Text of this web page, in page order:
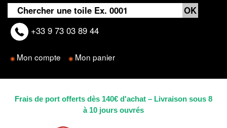
+33 9 73 03 89 44
◉ Mon compte ◉ Mon panier
Frais de port offerts dès 140€ d'achat – Livraison sous 8
à 10 jours ouvrés